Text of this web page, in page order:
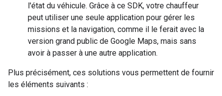
l'état du véhicule. Grâce à ce SDK, votre chauffeur
peut utiliser une seule application pour gérer les
missions et la navigation, comme il le ferait avec la
version grand public de Google Maps, mais sans
avoir à passer à une autre application.
Plus précisément, ces solutions vous permettent de fournir
les éléments suivants :